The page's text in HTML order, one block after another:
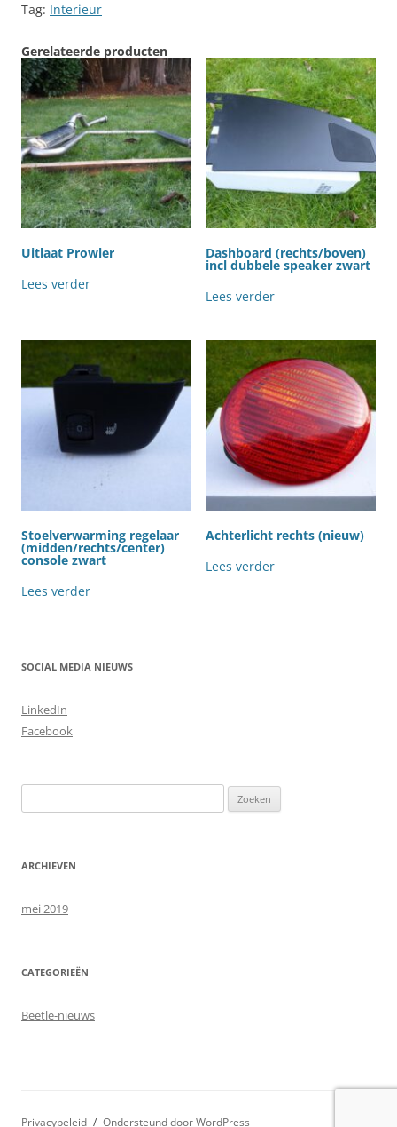
Tag: Interieur
Gerelateerde producten
Uitlaat Prowler
Lees verder
Dashboard (rechts/boven)
incl dubbele speaker zwart
Lees verder
Stoelverwarming regelaar
(midden/rechts/center)
console zwart
Lees verder
Achterlicht rechts (nieuw)
Lees verder
SOCIAL MEDIA NIEUWS
LinkedIn
Facebook
naar:
ARCHIEVEN
mei 2019
CATEGORIEËN
Beetle-nieuws
Privacybeleid Ondersteund door WordPress